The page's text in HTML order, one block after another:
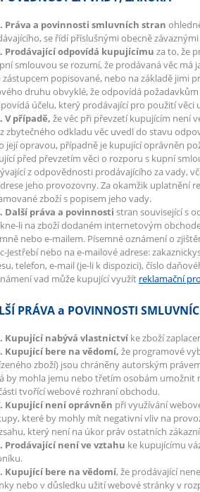
Práva a povinnosti smluvních stran
se řídí příslušnými obecně
Prodávající odpovídá kupujícímu za to, že
smlouvou se rozumí, že prodávaná věc
zástupcem popisované, nebo na základě jimi
druhu obvyklé, že odpovídá
účelu, který prodávající pro použití
V případě, že věc při převzetí kupujícím není
zbytečného odkladu věc uvedl do stavu
její opravou, případně je kupující oprávněn
před převzetím věci o rozporu s kupní
z odpovědnosti prodávajícího za vady,
jeho provozovny. Za okamžik uplatnění
zboží s popisem jeho vady.
Další práva a povinnosti stran související s
li na zboží dodaném internetovým
nebo e-mailem. Písemné oznámení o
Jestřebí nebo na e-mailové adrese:
telefon, e-mail (je-li k dispozici), číslo
vad může kupující využít reklamační
PRÁVA a POVINNOSTI
Kupující nabývá vlastnictvíke zboží
Kupující bere na vědomí, že programové
zboží) jsou chráněny autorským
by mohla jemu nebo třetím osobám umožnit
tvořící webové rozhraní obchodu.
Kupující není oprávněn při využívání
které by mohly mít negativní vliv na
který není na úkor práv ostatních
Prodávající není ve vztahu ke kupujícímu
Kupující bere na vědomí, že prodávající
nebo v důsledku užití webové stránky v